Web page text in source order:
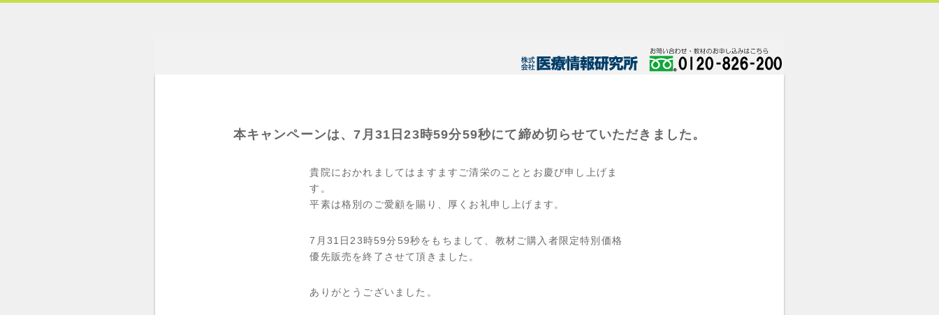
本キャンペーンは、7月31日23時59分59秒にて締め切らせていただきました。
貴院におかれましてはますますご清栄のこととお慶び申し上げま
す。
平素は格別のご愛顧を賜り、厚くお礼申し上げます。
7月31日23時59分59秒をもちまして、教材ご購入者限定特別価格
優先販売を終了させて頂きました。
ありがとうございました。